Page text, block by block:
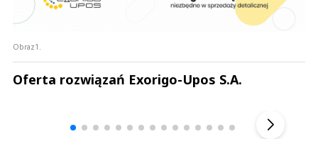
Obraz1.
Oferta rozwiązań Exorigo-Upos S.A.
Andrzej i Marta Sterniccy